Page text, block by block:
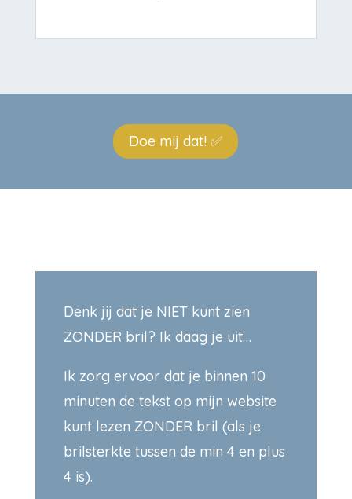
Doe mij dat! ✅
Denk jij dat je NIET kunt zien
ZONDER bril? Ik daag je uit…
Ik zorg ervoor dat je binnen 10
minuten de tekst op mijn website
kunt lezen ZONDER bril (als je
brilsterkte tussen de min 4 en plus
4 is).